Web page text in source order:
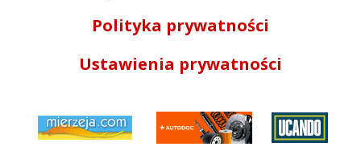
Polityka prywatności
Ustawienia prywatności